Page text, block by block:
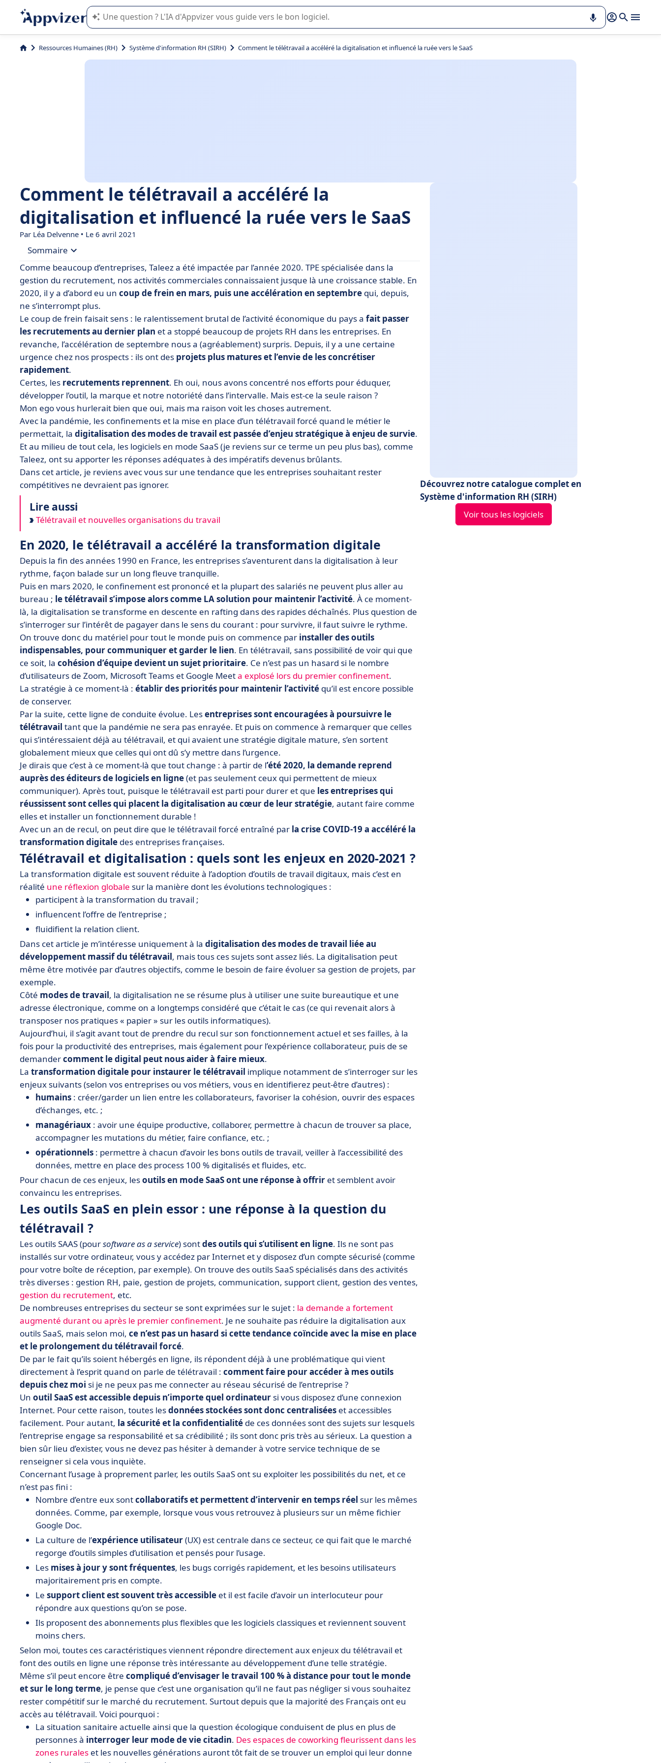
L'IA de Appvizer vous guide dans l'utilisation ou la sélection de logiciel SaaS en entreprise.
Ressources Humaines (RH) Système d'information RH (SIRH) Comment le télétravail a accéléré la digitalisation et influencé la ruée vers le SaaS
Comment le télétravail a accéléré la
digitalisation et influencé la ruée vers le SaaS
Par Léa Delvenne • Le 6 avril 2021
Sommaire
• En 2020, le télétravail a accéléré la transformation digitale
• Télétravail et digitalisation : quels sont les enjeux en 2020-2021 ?
• Les outils SaaS en plein essor : une réponse à la question du télétravail ?
Comme beaucoup d’entreprises, Taleez a été impactée par l’année 2020. TPE spécialisée dans la
gestion du recrutement, nos activités commerciales connaissaient jusque là une croissance stable. En
2020, il y a d’abord eu un coup de frein en mars, puis une accélération en septembre qui, depuis,
ne s’interrompt plus.
Le coup de frein faisait sens : le ralentissement brutal de l’activité économique du pays a fait passer
les recrutements au dernier plan et a stoppé beaucoup de projets RH dans les entreprises. En
revanche, l’accélération de septembre nous a (agréablement) surpris. Depuis, il y a une certaine
urgence chez nos prospects : ils ont des projets plus matures et l’envie de les concrétiser
rapidement.
Certes, les recrutements reprennent. Eh oui, nous avons concentré nos efforts pour éduquer,
développer l’outil, la marque et notre notoriété dans l’intervalle. Mais est-ce la seule raison ?
Mon ego vous hurlerait bien que oui, mais ma raison voit les choses autrement.
Avec la pandémie, les confinements et la mise en place d’un télétravail forcé quand le métier le
permettait, la digitalisation des modes de travail est passée d’enjeu stratégique à enjeu de survie.
Et au milieu de tout cela, les logiciels en mode SaaS (je reviens sur ce terme un peu plus bas), comme
Taleez, ont su apporter les réponses adéquates à des impératifs devenus brûlants.
Dans cet article, je reviens avec vous sur une tendance que les entreprises souhaitant rester
compétitives ne devraient pas ignorer.
Lire aussi
Télétravail et nouvelles organisations du travail
En 2020, le télétravail a accéléré la transformation digitale
Depuis la fin des années 1990 en France, les entreprises s’aventurent dans la digitalisation à leur
rythme, façon balade sur un long fleuve tranquille.
Puis en mars 2020, le confinement est prononcé et la plupart des salariés ne peuvent plus aller au
bureau ; le télétravail s’impose alors comme LA solution pour maintenir l’activité. À ce moment-
là, la digitalisation se transforme en descente en rafting dans des rapides déchaînés. Plus question de
s’interroger sur l’intérêt de pagayer dans le sens du courant : pour survivre, il faut suivre le rythme.
On trouve donc du matériel pour tout le monde puis on commence par installer des outils
indispensables, pour communiquer et garder le lien. En télétravail, sans possibilité de voir qui que
ce soit, la cohésion d’équipe devient un sujet prioritaire. Ce n’est pas un hasard si le nombre
d’utilisateurs de Zoom, Microsoft Teams et Google Meeta explosé lors du premier confinement.
La stratégie à ce moment-là : établir des priorités pour maintenir l’activité qu’il est encore possible
de conserver.
Par la suite, cette ligne de conduite évolue. Lesentreprises sont encouragées à poursuivre le
télétravail tant que la pandémie ne sera pas enrayée. Et puis on commence à remarquer que celles
qui s’intéressaient déjà au télétravail, et qui avaient une stratégie digitale mature, s’en sortent
globalement mieux que celles qui ont dû s’y mettre dans l’urgence.
Je dirais que c’est à ce moment-là que tout change : à partir de l’été 2020, la demande reprend
auprès des éditeurs de logiciels en ligne(et pas seulement ceux qui permettent de mieux
communiquer). Après tout, puisque le télétravail est parti pour durer et que les entreprises qui
réussissent sont celles qui placent la digitalisation au cœur de leur stratégie, autant faire comme
elles et installer un fonctionnement durable !
Avec un an de recul, on peut dire que le télétravail forcé entraîné par la crise COVID-19 a accéléré la
transformation digitale des entreprises françaises.
Télétravail et digitalisation : quels sont les enjeux en 2020-2021 ?
La transformation digitale est souvent réduite à l’adoption d’outils de travail digitaux, mais c’est en
réalité une réflexion globale sur la manière dont les évolutions technologiques :
participent à la transformation du travail ;
influencent l’offre de l’entreprise ;
fluidifient la relation client.
Dans cet article je m’intéresse uniquement à la digitalisation des modes de travail liée au
développement massif du télétravail, mais tous ces sujets sont assez liés. La digitalisation peut
même être motivée par d’autres objectifs, comme le besoin de faire évoluer sa gestion de projets, par
exemple.
Côté modes de travail, la digitalisation ne se résume plus à utiliser une suite bureautique et une
adresse électronique, comme on a longtemps considéré que c’était le cas (ce qui revenait alors à
transposer nos pratiques « papier » sur les outils informatiques).
Aujourd’hui, il s’agit avant tout de prendre du recul sur son fonctionnement actuel et ses failles, à la
fois pour la productivité des entreprises, mais également pour l’expérience collaborateur, puis de se
demandercomment le digital peut nous aider à faire mieux.
La transformation digitale pour instaurer le télétravail implique notamment de s’interroger sur les
enjeux suivants (selon vos entreprises ou vos métiers, vous en identifierez peut-être d’autres) :
humains : créer/garder un lien entre les collaborateurs, favoriser la cohésion, ouvrir des espaces
d’échanges, etc. ;
managériaux : avoir une équipe productive, collaborer, permettre à chacun de trouver sa place,
accompagner les mutations du métier, faire confiance, etc. ;
opérationnels : permettre à chacun d’avoir les bons outils de travail, veiller à l’accessibilité des
données, mettre en place des process 100 % digitalisés et fluides, etc.
Pour chacun de ces enjeux, lesoutils en mode SaaS ont une réponse à offrir et semblent avoir
convaincu les entreprises.
Les outils SaaS en plein essor : une réponse à la question du
télétravail ?
Les outils SAAS (poursoftware as a service) sontdes outils qui s’utilisent en ligne. Ils ne sont pas
installés sur votre ordinateur, vous y accédez par Internet et y disposez d’un compte sécurisé (comme
pour votre boîte de réception, par exemple). On trouve des outils SaaS spécialisés dans des activités
très diverses : gestion RH, paie, gestion de projets, communication, support client, gestion des ventes,
gestion du recrutement, etc.
De nombreuses entreprises du secteur se sont exprimées sur le sujet : la demande a fortement
augmenté durant ou après le premier confinement. Je ne souhaite pas réduire la digitalisation aux
outils SaaS, mais selon moi, ce n’est pas un hasard si cette tendance coïncide avec la mise en place
et le prolongement du télétravail forcé.
De par le fait qu’ils soient hébergés en ligne, ils répondent déjà à une problématique qui vient
directement à l’esprit quand on parle de télétravail : comment faire pour accéder à mes outils
depuis chez moi si je ne peux pas me connecter au réseau sécurisé de l’entreprise ?
Un outil SaaS est accessible depuis n’importe quel ordinateur si vous disposez d’une connexion
Internet. Pour cette raison, toutes lesdonnées stockées sont donc centralisées et accessibles
facilement. Pour autant, la sécurité et la confidentialité de ces données sont des sujets sur lesquels
l’entreprise engage sa responsabilité et sa crédibilité ; ils sont donc pris très au sérieux. La question a
bien sûr lieu d’exister, vous ne devez pas hésiter à demander à votre service technique de se
renseigner si cela vous inquiète.
Concernant l’usage à proprement parler, les outils SaaS ont su exploiter les possibilités du net, et ce
n’est pas fini :
Nombre d’entre eux sontcollaboratifs et permettent d’intervenir en temps réel sur les mêmes
données. Comme, par exemple, lorsque vous vous retrouvez à plusieurs sur un même fichier
Google Doc.
La culture de l’expérience utilisateur(UX) est centrale dans ce secteur, ce qui fait que le marché
regorge d’outils simples d’utilisation et pensés pour l’usage.
Les mises à jour y sont fréquentes, les bugs corrigés rapidement, et les besoins utilisateurs
majoritairement pris en compte.
Le support client est souvent très accessible et il est facile d’avoir un interlocuteur pour
répondre aux questions qu’on se pose.
Ils proposent des abonnements plus flexibles que les logiciels classiques et reviennent souvent
moins chers.
Selon moi, toutes ces caractéristiques viennent répondre directement aux enjeux du télétravail et
font des outils en ligne une réponse très intéressante au développement d’une telle stratégie.
Même s’il peut encore être compliqué d’envisager le travail 100 % à distance pour tout le monde
et sur le long terme, je pense que c’est une organisation qu’il ne faut pas négliger si vous souhaitez
rester compétitif sur le marché du recrutement. Surtout depuis que la majorité des Français ont eu
accès au télétravail. Voici pourquoi :
La situation sanitaire actuelle ainsi que la question écologique conduisent de plus en plus de
personnes à interroger leur mode de vie citadin. Des espaces de coworking fleurissent dans les
zones rurales et les nouvelles générations auront tôt fait de se trouver un emploi qui leur donne
Découvrez notre catalogue complet en
Système d'information RH (SIRH)
Voir tous les logiciels